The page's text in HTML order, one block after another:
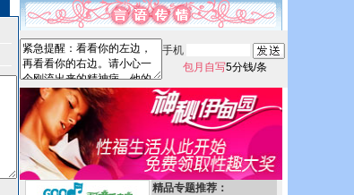
手机
包月自写5分钱/条
精品专题推荐：